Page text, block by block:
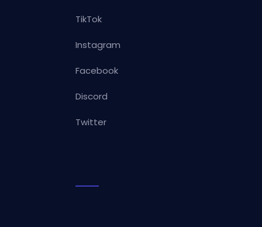
TikTok
Instagram
Facebook
Discord
Twitter